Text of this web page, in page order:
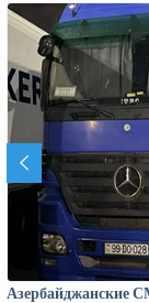
Азербайджанские